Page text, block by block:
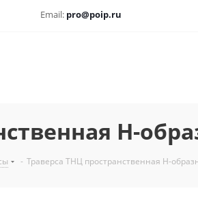
Email: pro@poip.ru
Н-
- Траверса ТНЦ пространственная Н-